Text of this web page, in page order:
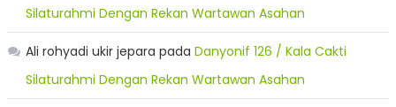
Silaturahmi Dengan Rekan Wartawan Asahan
Ali rohyadi ukir jepara pada Danyonif 126 / Kala Cakti
Silaturahmi Dengan Rekan Wartawan Asahan